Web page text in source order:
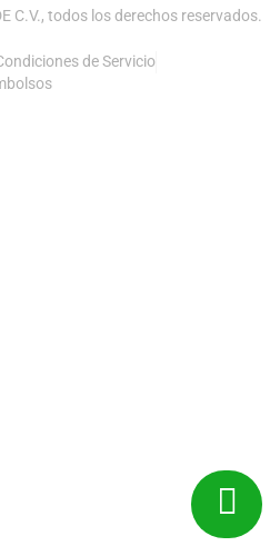
C.V., todos los derechos reservados.
de Servicio